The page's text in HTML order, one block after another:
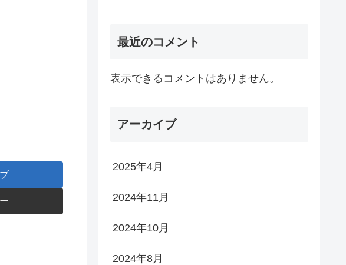
最近のコメント
表示できるコメントはありません。
アーカイブ
2025年4月
2024年11月
2024年10月
2024年8月